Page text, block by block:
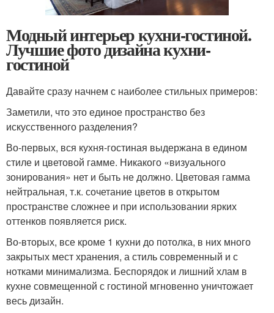
Модный интерьер кухни-гостиной.
Лучшие фото дизайна кухни-
гостиной
Давайте сразу начнем с наиболее стильных примеров:
Заметили, что это единое пространство без
искусственного разделения?
Во-первых, вся кухня-гостиная выдержана в едином
стиле и цветовой гамме. Никакого «визуального
зонирования» нет и быть не должно. Цветовая гамма
нейтральная, т.к. сочетание цветов в открытом
пространстве сложнее и при использовании ярких
оттенков появляется риск.
Во-вторых, все кроме 1 кухни до потолка, в них много
закрытых мест хранения, а стиль современный и с
нотками минимализма. Беспорядок и лишний хлам в
кухне совмещенной с гостиной мгновенно уничтожает
весь дизайн.